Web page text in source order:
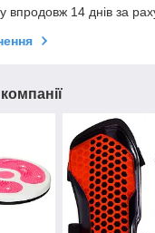
впродовж 14 днів за